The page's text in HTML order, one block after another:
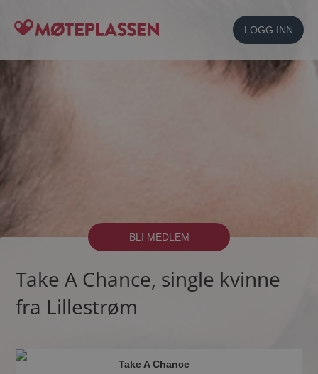
LOGG INN
BLI MEDLEM
Take A Chance, single kvinne
fra Lillestrøm
Take A Chance